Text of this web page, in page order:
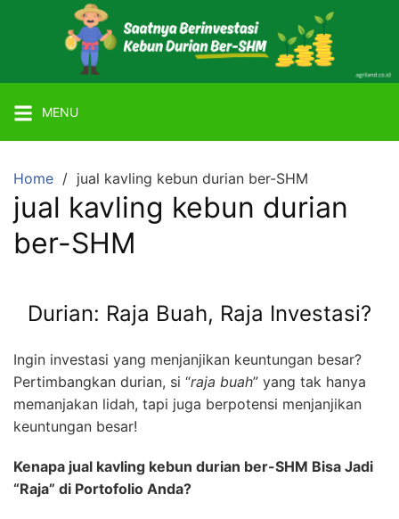
Agriland
Lahan
Kebun
Ber-
SHM
dengan
Tanaman
Alpukat
MENU
Home jual kavling kebun durian ber-SHM
jual kavling kebun durian
ber-SHM
Durian: Raja Buah, Raja Investasi?
Ingin investasi yang menjanjikan keuntungan besar?
Pertimbangkan durian, si “raja buah” yang tak hanya
memanjakan lidah, tapi juga berpotensi menjanjikan
keuntungan besar!
Kenapa jual kavling kebun durian ber-SHM Bisa Jadi
“Raja” di Portofolio Anda?